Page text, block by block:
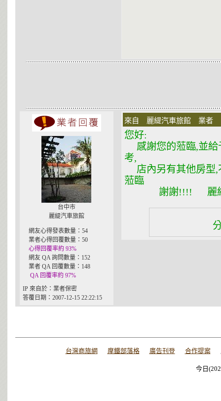
台中市
麗緹汽車旅館
網友心得發表數量：54
業者心得回覆數量：50
心得回覆率約 93%
網友 QA 詢問數量：152
業者 QA 回覆數量：148
QA 回覆率約 97%
IP 來自於：業者保密
答覆日期：2007-12-15 22:22:15
來自 麗緹汽車旅館 業者
您好:
感謝您的蒞臨,並給
考,
店內另有其他房型,
蒞臨
謝謝!!!! 麗緹
台灣商旅網 摩鐵部落格 廣告刊登 合作提案
今日